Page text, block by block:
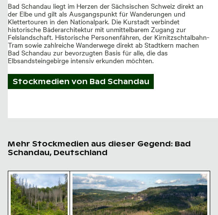
Bad Schandau liegt im Herzen der Sächsischen Schweiz direkt an
der Elbe und gilt als Ausgangspunkt für Wanderungen und
Klettertouren in den Nationalpark. Die Kurstadt verbindet
historische Bäderarchitektur mit unmittelbarem Zugang zur
Felslandschaft. Historische Personenfähren, der Kirnitzschtalbahn-
Tram sowie zahlreiche Wanderwege direkt ab Stadtkern machen
Bad Schandau zur bevorzugten Basis für alle, die das
Elbsandsteingebirge intensiv erkunden möchten.
Stockmedien von Bad Schandau
Mehr Stockmedien aus dieser Gegend: Bad
Schandau, Deutschland
Idyllischer Wanderweg im Nationalpark Sächsische
Panoramablick auf das